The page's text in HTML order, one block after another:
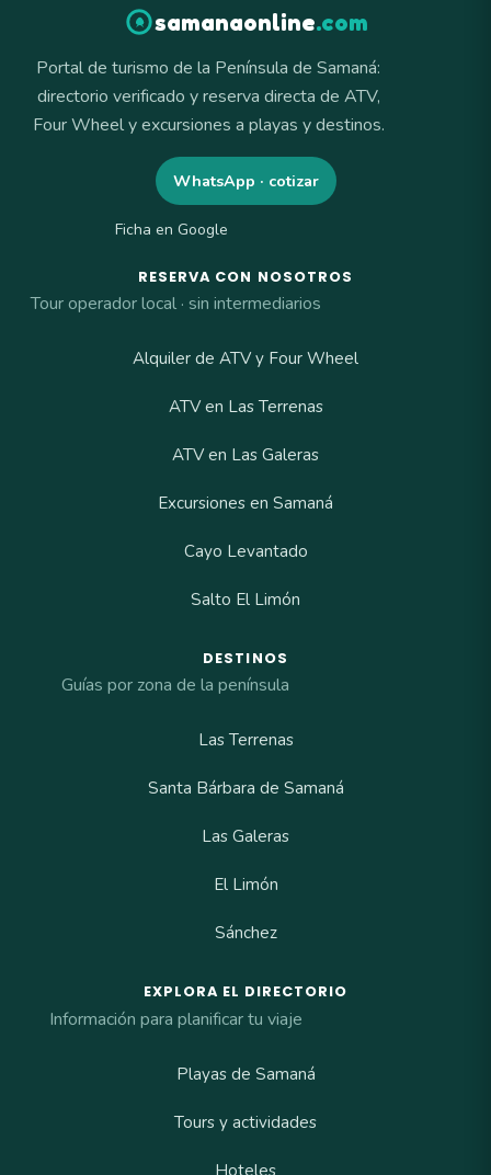
samanaonline.com
Portal de turismo de la Península de Samaná:
directorio verificado y reserva directa de ATV,
Four Wheel y excursiones a playas y destinos.
WhatsApp · cotizar
Ficha en Google
RESERVA CON NOSOTROS
Tour operador local · sin intermediarios
Alquiler de ATV y Four Wheel
ATV en Las Terrenas
ATV en Las Galeras
Excursiones en Samaná
Cayo Levantado
Salto El Limón
DESTINOS
Guías por zona de la península
Las Terrenas
Santa Bárbara de Samaná
Las Galeras
El Limón
Sánchez
EXPLORA EL DIRECTORIO
Información para planificar tu viaje
Playas de Samaná
Tours y actividades
Hoteles